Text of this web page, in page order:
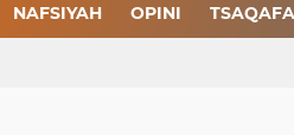
Ireng", Saat Hasan Nasbi
NAFSIYAH OPINI